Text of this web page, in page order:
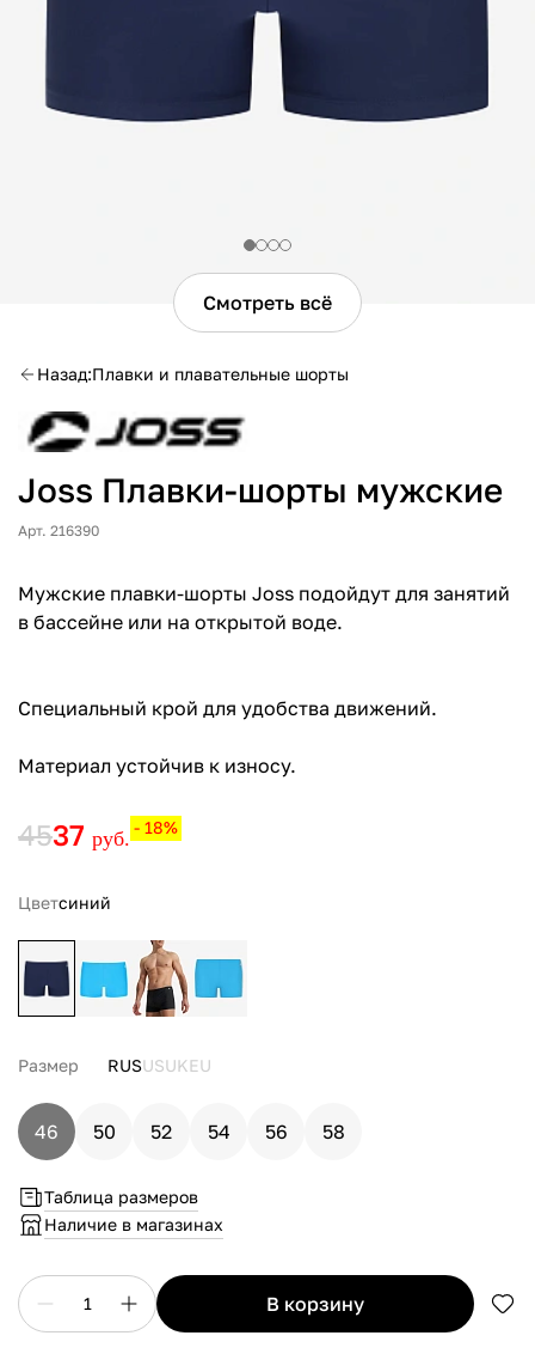
Смотреть всё
Назад Плавки и плавательные шорты
Joss Плавки-шорты мужские
Арт. 216390
Мужские плавки-шорты Joss подойдут для занятий
в бассейне или на открытой воде.
Специальный крой для удобства движений.
Материал устойчив к износу.
4537 руб. - 18%
Цветсиний
Размер RUSUSUKEU
46 50 52 54 56 58
Таблица размеров
Наличие в магазинах
1 в корзину